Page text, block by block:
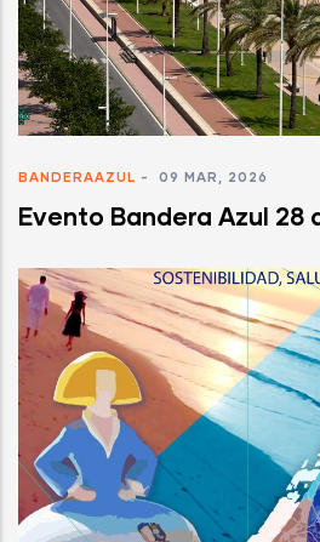
BANDERAAZUL - 09 MAR, 2026
Evento Bandera Azul 28